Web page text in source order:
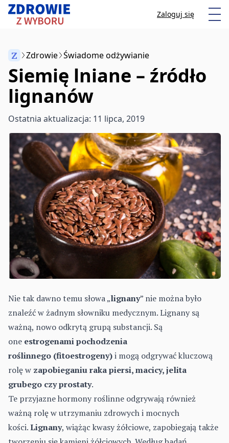
Przeskocz do treści Zaloguj się
Anuluj
Z Zdrowie Świadome odżywianie
Siemię lniane – źródło
lignanów
Ostatnia aktualizacja: 11 lipca, 2019
Nie tak dawno temu słowa „lignany” nie można było
znaleźć w żadnym słowniku medycznym. Lignany są
ważną, nowo odkrytą grupą substancji. Są
one estrogenami pochodzenia
roślinnego (fitoestrogeny)i mogą odgrywać kluczową
rolę w zapobieganiu raka piersi, macicy, jelita
grubego czy prostaty.
Te przyjazne hormony roślinne odgrywają również
ważną rolę w utrzymaniu zdrowych i mocnych
kości.Lignany, wiążąc kwasy żółciowe, zapobiegają także